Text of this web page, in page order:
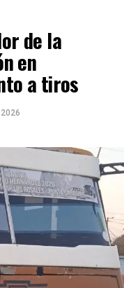
de la
en
a tiros